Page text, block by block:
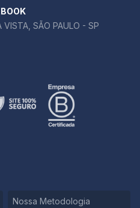
VISTA, SÃO PAULO - SP
Nossa Metodologia